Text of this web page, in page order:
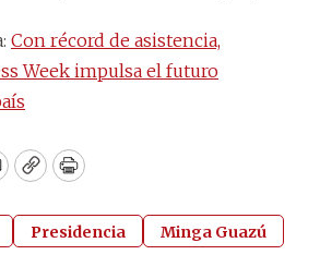
Con récord de asistencia,
Week impulsa el futuro
CopyPrint
Presidencia Minga Guazú